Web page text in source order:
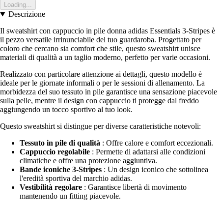
Loading...
Descrizione
Il sweatshirt con cappuccio in pile donna adidas Essentials 3-Stripes è
il pezzo versatile irrinunciabile del tuo guardaroba. Progettato per
coloro che cercano sia comfort che stile, questo sweatshirt unisce
materiali di qualità a un taglio moderno, perfetto per varie occasioni.
Realizzato con particolare attenzione ai dettagli, questo modello è
ideale per le giornate informali o per le sessioni di allenamento. La
morbidezza del suo tessuto in pile garantisce una sensazione piacevole
sulla pelle, mentre il design con cappuccio ti protegge dal freddo
aggiungendo un tocco sportivo al tuo look.
Questo sweatshirt si distingue per diverse caratteristiche notevoli:
Tessuto in pile di qualità : Offre calore e comfort eccezionali.
Cappuccio regolabile : Permette di adattarsi alle condizioni
climatiche e offre una protezione aggiuntiva.
Bande iconiche 3-Stripes : Un design iconico che sottolinea
l'eredità sportiva del marchio adidas.
Vestibilità regolare : Garantisce libertà di movimento
mantenendo un fitting piacevole.